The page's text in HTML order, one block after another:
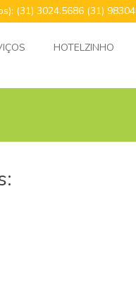
(31) 3024.5686 (31)
HOTELZINHO